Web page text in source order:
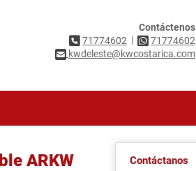
Contáctenos
71774602 |
71774602
kwdeleste@kwcostarica.com
ARKW Contáctanos